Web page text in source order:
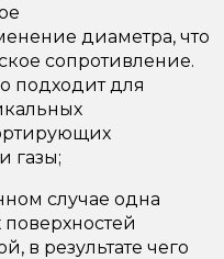
диаметра, что
сопротивление.
подходит для
газы;
случае одна
в результате чего